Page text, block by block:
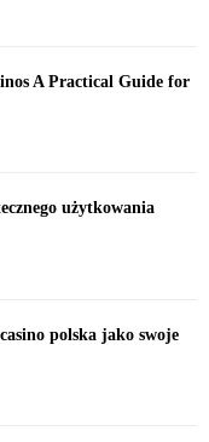
A Practical Guide for
użytkowania
polska jako swoje